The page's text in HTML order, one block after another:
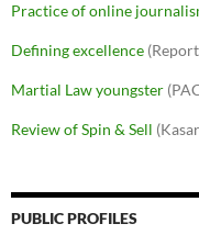
Practice of online
Defining excellence
Martial Law youngster
Review of Spin & Sell
PUBLIC PROFILES